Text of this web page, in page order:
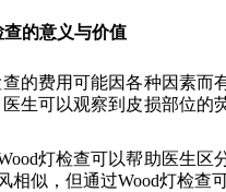
查的意义与价值
查的费用可能因各种因素
医生可以观察到皮损部位
灯检查可以帮助医生区
相似，但通过Wood灯检查